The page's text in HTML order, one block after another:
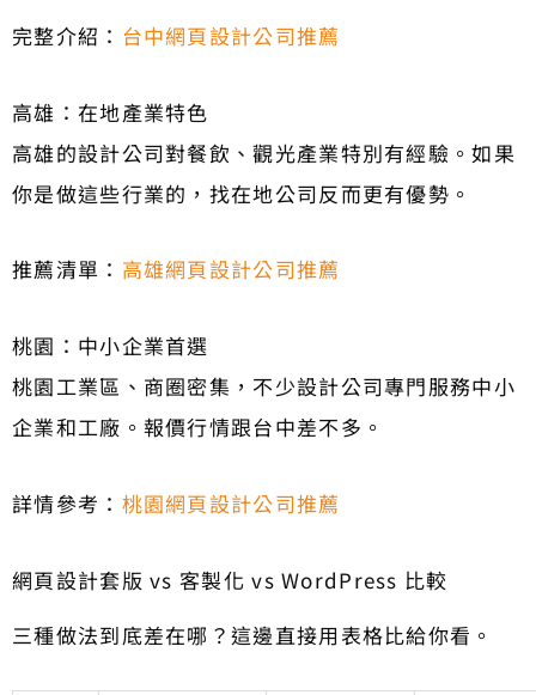
完整介紹： 台中網頁設計公司推薦
高雄：在地產業特色
高雄的設計公司對餐飲、觀光產業特別有經驗。如果
你是做這些行業的，找在地公司反而更有優勢。
推薦清單： 高雄網頁設計公司推薦
桃園：中小企業首選
桃園工業區、商圈密集，不少設計公司專門服務中小
企業和工廠。報價行情跟台中差不多。
詳情參考： 桃園網頁設計公司推薦
網頁設計套版 vs 客製化 vs WordPress 比較
三種做法到底差在哪？這邊直接用表格比給你看。